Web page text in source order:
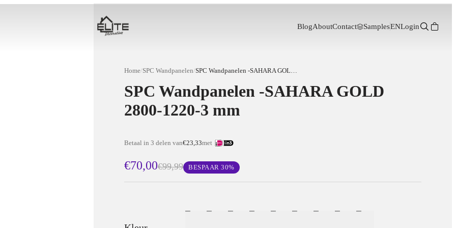
BlogAboutContact SamplesENLogin
Home/SPC Wandpanelen/ SPC Wandpanelen -SAHARA GOLD 2800-1220-3 mm
SPC Wandpanelen -SAHARA GOLD
2800-1220-3 mm
Betaal in 3 delen van€23,33met
€70,00€99,99 BESPAAR30%